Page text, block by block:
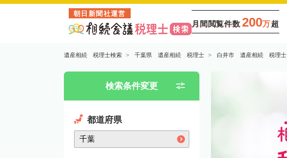
朝日新聞社運営
月間閲覧件数 200万超
遺産相続 税理士検索 千葉県 遺産相続 税理士 白井市 遺産相続 税理士
検索条件変更
都道府県